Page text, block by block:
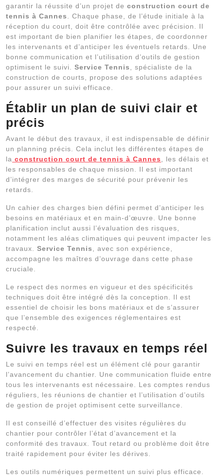
garantir la réussite d’un projet de construction court de
tennis à Cannes
. Chaque phase, de l’étude initiale à la
réception du court, doit être contrôlée avec précision. Il
est important de bien planifier les étapes, de coordonner
les intervenants et d’anticiper les éventuels retards. Une
bonne communication et l’utilisation d’outils de gestion
optimisent le suivi. Service Tennis
, spécialiste de la
construction de courts, propose des solutions adaptées
pour assurer un suivi efficace.
Établir un plan de suivi clair et
précis
Avant le début des travaux, il est indispensable de définir
un planning précis. Cela inclut les différentes étapes de
la construction court de tennis à Cannes
, les délais et
les responsables de chaque mission. Il est important
d’intégrer des marges de sécurité pour prévenir les
retards.
Un cahier des charges bien défini permet d’anticiper les
besoins en matériaux et en main-d’œuvre. Une bonne
planification inclut aussi l’évaluation des risques,
notamment les aléas climatiques qui peuvent impacter les
travaux. Service Tennis
, avec son expérience,
accompagne les maîtres d’ouvrage dans cette phase
cruciale.
Le respect des normes en vigueur et des spécificités
techniques doit être intégré dès la conception. Il est
essentiel de choisir les bons matériaux et de s’assurer
que l’ensemble des exigences réglementaires est
respecté.
Suivre les travaux en temps réel
Le suivi en temps réel est un élément clé pour garantir
l’avancement du chantier. Une communication fluide entre
tous les intervenants est nécessaire. Les comptes rendus
réguliers, les réunions de chantier et l’utilisation d’outils
de gestion de projet optimisent cette surveillance.
Il est conseillé d’effectuer des visites régulières du
chantier pour contrôler l’état d’avancement et la
conformité des travaux. Tout retard ou problème doit être
traité rapidement pour éviter les dérives.
Les outils numériques permettent un suivi plus efficace.